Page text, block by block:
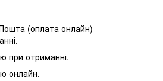
(оплата онлайн)
при отриманні.
онлайн.